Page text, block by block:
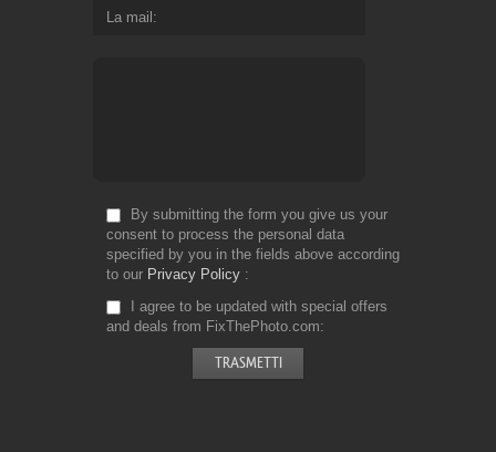
La mail
By submitting the form you give us your
consent to process the personal data
specified by you in the fields above according
to our Privacy Policy
I agree to be updated with special offers
and deals from FixThePhoto.com